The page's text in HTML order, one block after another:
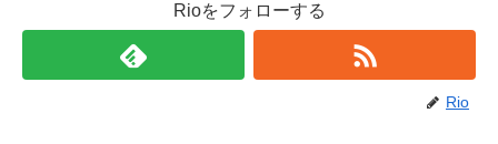
Rioをフォローする
Rio